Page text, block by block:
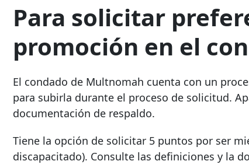
Para solicitar
promoción en el
El condado de Multnomah cuenta con un
para subirla durante el proceso de solicitud.
documentación de respaldo.
Tiene la opción de solicitar 5 puntos por ser
discapacitado). Consulte las definiciones y la